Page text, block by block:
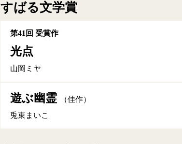
すばる文学賞
第41回 受賞作
光点
山岡ミヤ
遊ぶ幽霊
（佳作）
兎束まいこ